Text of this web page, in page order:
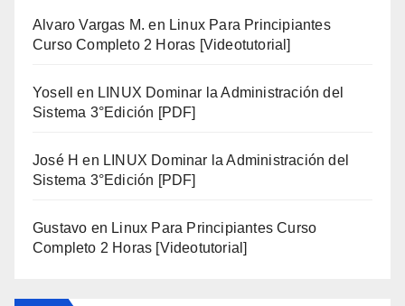
Alvaro Vargas M. en Linux Para Principiantes
Curso Completo 2 Horas [Videotutorial]
Yosell en LINUX Dominar la Administración del
Sistema 3°Edición [PDF]
José H en LINUX Dominar la Administración del
Sistema 3°Edición [PDF]
Gustavo en Linux Para Principiantes Curso
Completo 2 Horas [Videotutorial]